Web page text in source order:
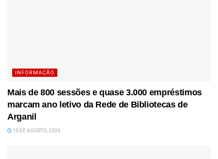
INFORMAÇÃO
Mais de 800 sessões e quase 3.000 empréstimos
marcam ano letivo da Rede de Bibliotecas de
Arganil
10 DE AGOSTO, 2026